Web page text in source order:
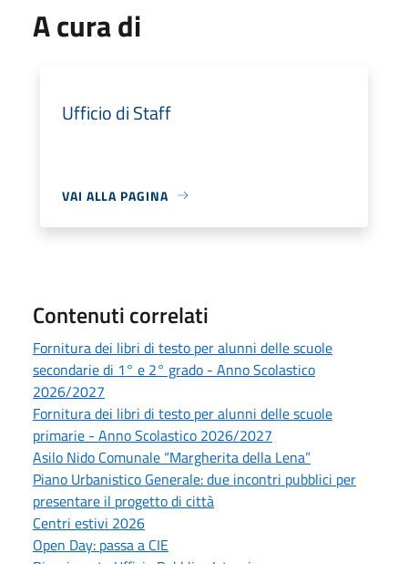
A cura di
Ufficio di Staff
VAI ALLA PAGINA
Contenuti correlati
Fornitura dei libri di testo per alunni delle scuole
secondarie di 1° e 2° grado - Anno Scolastico
2026/2027
Fornitura dei libri di testo per alunni delle scuole
primarie - Anno Scolastico 2026/2027
Asilo Nido Comunale “Margherita della Lena”
Piano Urbanistico Generale: due incontri pubblici per
presentare il progetto di città
Centri estivi 2026
Open Day: passa a CIE